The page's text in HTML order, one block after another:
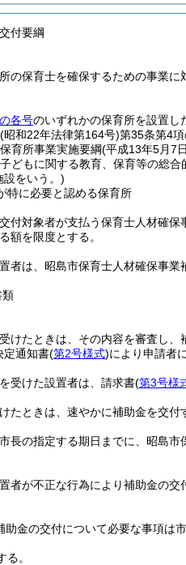
付要綱
の保育士を確保するための事業
各号のいずれかの保育所を設置し
(昭和22年法律第164号)第35条第4
育所事業実施要綱(平成13年5月7
どもに関する教育、保育等の総
設をいう。)
特に必要と認める保育所
付対象者が支払う保育士人材確保
額を限度とする。
者は、昭島市保育士人材確保事業
類
けたときは、その内容を審査し
定通知書(第2号様式)により申請者
受けた設置者は、請求書(第3号様
たときは、速やかに補助金を交付
長の指定する期日までに、昭島
者が不正な行為により補助金の
金の交付について必要な事項は市
。